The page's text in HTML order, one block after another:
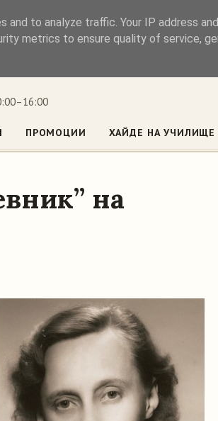
ПРОМОЦИИ ХАЙДЕ НА УЧИЛИЩЕ
на
to analyze traffic. Your IP address
metrics to ensure quality of service,